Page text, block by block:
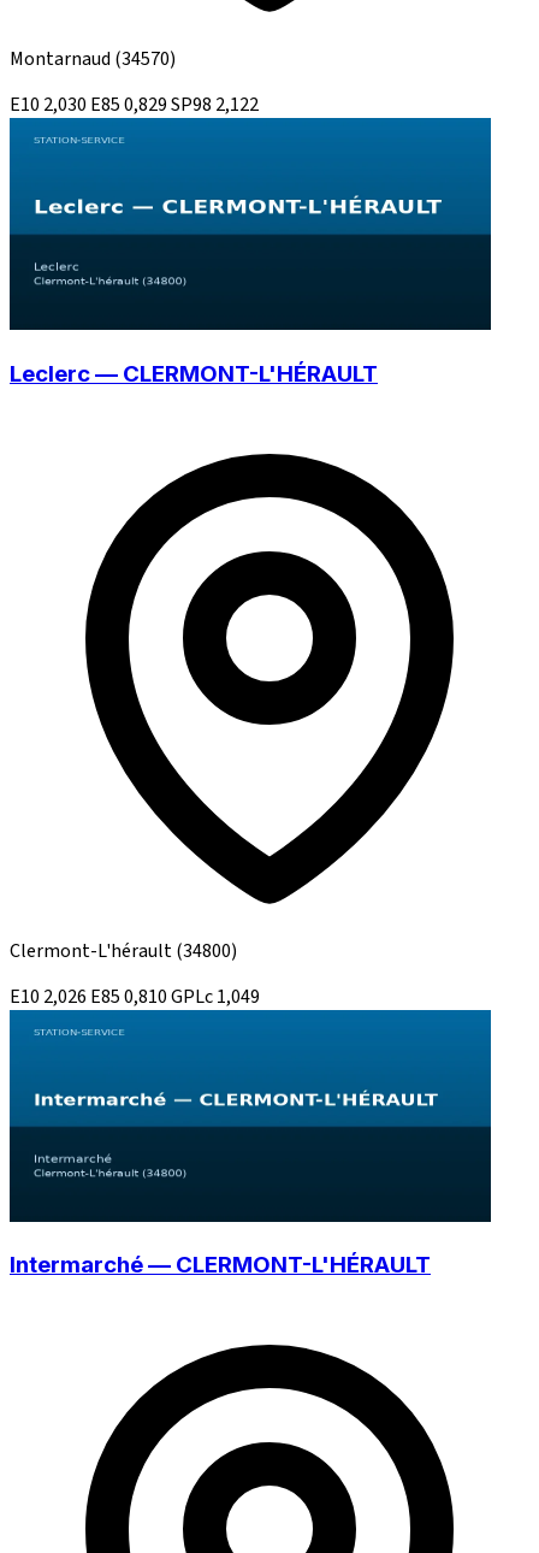
Montarnaud (34570)
E10 2,030 E850,829SP98 2,122
Leclerc — CLERMONT-L'HÉRAULT
Clermont-L'hérault(34800)
E10 2,026 E850,810GPLc1,049
Intermarché — CLERMONT-L'HÉRAULT